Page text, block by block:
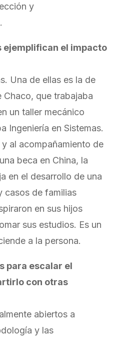
y
el impacto
Una de ellas es la de
Chaco, que trabajaba
un taller mecánico
Ingeniería en Sistemas.
al acompañamiento de
beca en China, la
en el desarrollo de una
casos de familias
en sus hijos
sus estudios. Es un
a la persona.
para escalar el
con otras
abiertos a
y las